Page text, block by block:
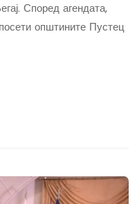
Според агендата,
општините Пустец